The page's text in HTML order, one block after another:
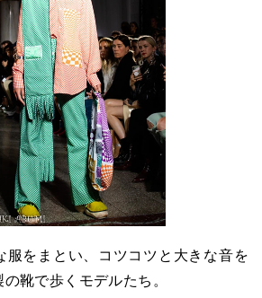
服をまとい、コツコツと大きな音を
靴で歩くモデルたち。